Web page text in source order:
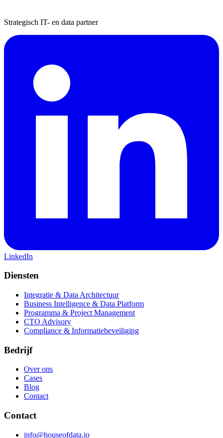
Strategisch IT- en data partner
LinkedIn
Diensten
Integratie & Data Architectuur
Business Intelligence & Data Platform
Programma & Project Management
CTO Advisory
Compliance & Informatiebeveiliging
Bedrijf
Over ons
Cases
Blog
Contact
Contact
info@houseofdata.io